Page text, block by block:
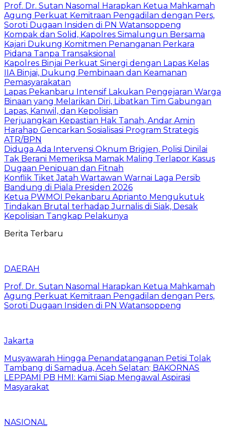
Prof. Dr. Sutan Nasomal Harapkan Ketua Mahkamah
Agung Perkuat Kemitraan Pengadilan dengan Pers,
Soroti Dugaan Insiden di PN Watansoppeng
Kompak dan Solid, Kapolres Simalungun Bersama
Kajari Dukung Komitmen Penanganan Perkara
Pidana Tanpa Transaksional
Kapolres Binjai Perkuat Sinergi dengan Lapas Kelas
IIA Binjai, Dukung Pembinaan dan Keamanan
Pemasyarakatan
Lapas Pekanbaru Intensif Lakukan Pengejaran Warga
Binaan yang Melarikan Diri, Libatkan Tim Gabungan
Lapas, Kanwil, dan Kepolisian
Perjuangkan Kepastian Hak Tanah, Andar Amin
Harahap Gencarkan Sosialisasi Program Strategis
ATR/BPN
Diduga Ada Intervensi Oknum Brigjen, Polisi Dinilai
Tak Berani Memeriksa Mamak Maling Terlapor Kasus
Dugaan Penipuan dan Fitnah
Konflik Tiket Jatah Wartawan Warnai Laga Persib
Bandung di Piala Presiden 2026
Ketua PWMOI Pekanbaru Aprianto Mengukutuk
Tindakan Brutal terhadap Jurnalis di Siak, Desak
Kepolisian Tangkap Pelakunya
Berita Terbaru
DAERAH
Prof. Dr. Sutan Nasomal Harapkan Ketua Mahkamah
Agung Perkuat Kemitraan Pengadilan dengan Pers,
Soroti Dugaan Insiden di PN Watansoppeng
Jakarta
Musyawarah Hingga Penandatanganan Petisi Tolak
Tambang di Samadua, Aceh Selatan; BAKORNAS
LEPPAMI PB HMI: Kami Siap Mengawal Aspirasi
Masyarakat
NASIONAL